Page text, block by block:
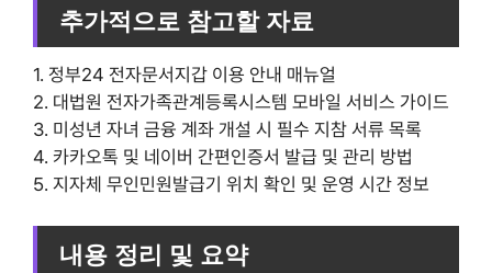
추가적으로 참고할 자료
1. 정부24 전자문서지갑 이용 안내 매뉴얼
2. 대법원 전자가족관계등록시스템 모바일 서비스 가이드
3. 미성년 자녀 금융 계좌 개설 시 필수 지참 서류 목록
4. 카카오톡 및 네이버 간편인증서 발급 및 관리 방법
5. 지자체 무인민원발급기 위치 확인 및 운영 시간 정보
내용 정리 및 요약